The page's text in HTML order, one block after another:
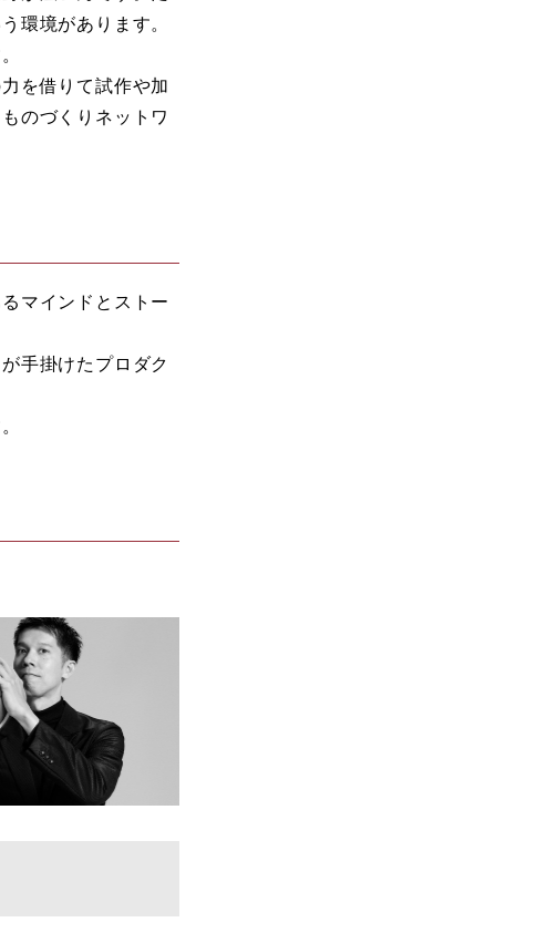
環境があります。
を借りて試作や加
のづくりネットワ
マインドとストー
手掛けたプロダク